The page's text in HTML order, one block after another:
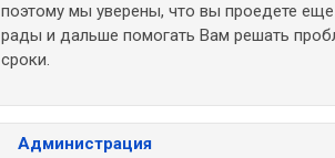
поэтому мы уверены, что вы проедете
рады и дальше помогать Вам решать
сроки.
Администрация